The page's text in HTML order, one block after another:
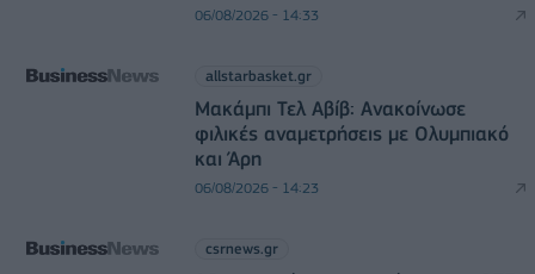
06/08/2026 - 14:33
allstarbasket.gr
Μακάμπι Τελ Αβίβ: Ανακοίνωσε
φιλικές αναμετρήσεις με Ολυμπιακό
και Άρη
06/08/2026 - 14:23
csrnews.gr